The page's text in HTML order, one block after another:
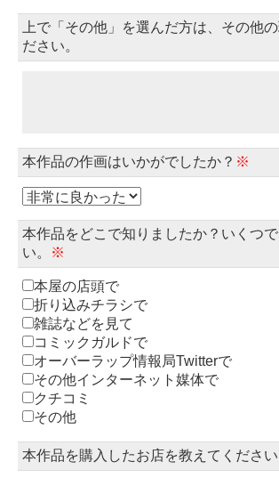
上で「その他」を選んだ方は、その他
ださい。
本作品の作画はいかがでしたか？ ※
本作品をどこで知りましたか？いくつ
い。
※
本屋の店頭で
折り込みチラシで
雑誌などを見て
コミックガルドで
オーバーラップ情報局Twitterで
その他インターネット媒体で
クチコミ
その他
本作品を購入したお店を教えてください